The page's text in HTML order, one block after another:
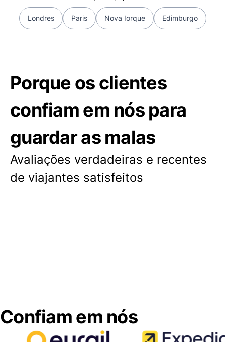
Londres Paris Nova Iorque Edimburgo
Porque os clientes
confiam em nós para
guardar as malas
Avaliações verdadeiras e recentes
de viajantes satisfeitos
Confiam em nós